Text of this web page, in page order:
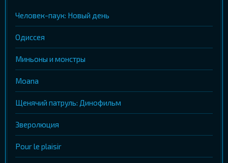
Человек-паук: Новый день
Одиссея
Миньоны и монстры
Moana
Щенячий патруль: Динофильм
Зверолюция
Pour le plaisir